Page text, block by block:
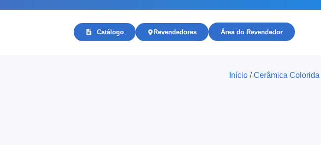
Catálogo Revendedores Área do Revendedor
Início /Cerâmica Colorida